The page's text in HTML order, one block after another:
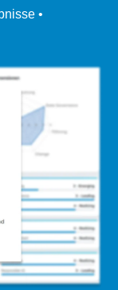
•